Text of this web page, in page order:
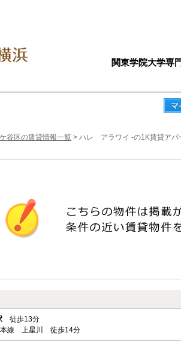
関東学院大学専
谷区の賃貸情報一覧 > ハレ アラワイ -の1K賃貸アパ
徒歩13分
本線 上星川 徒歩14分